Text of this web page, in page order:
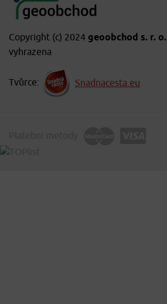
Copyright (c) 2024 geoobchod s. r. o.
vyhrazena
Tvůrce: Snadnacesta.eu